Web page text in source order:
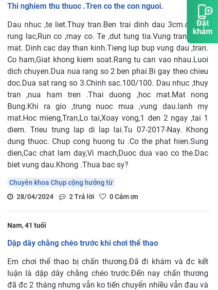
Đặt
khám
Thi nghiem thu thuoc .Tren co the con nguoi.
Dau nhuc ,te liet.Thuy tran.Ben trai dinh dau 3cm.cac co
rung lac,Run co ,may co. Te ,dut tung tia.Vung tran ,vung
mat. Dinh cac day than kinh.Tieng lup bup vung dau ,tran.
Co ham,Giat khong kiem soat.Rang tu can vao nhau.Luoi
dich chuyen.Dua nua rang so 2 ben phai.Bi gay theo chieu
doc.Dua sat rang so 3.Chinh sac.100/100. Dau nhuc ,thuy
tran ,nua ham tren .Thai duong ,hoc mat.Mat nong
Bung.Khi ra gio ,trung nuoc mua ,vung dau.lanh my
mat.Hoc mieng,Tran,Lo tai,Xoay vong,1 den 2 ngay ,tai 1
diem. Trieu trung lap di lap lai.Tu 07-2017-Nay. Khong
dung thuoc. Chup cong huong tu .Co the phat hien.Sung
dien,Cac chat lam day,Vi mach,Duoc dua vao co the.Dac
biet vung dau.Khong .Thua bac sy?
Chuyên khoa Chụp cộng hưởng từ
28/04/2024
2Trả lời 0Cảm ơn
Nam, 41 tuổi
Dập dây chằng chéo trước khi chơi thể thao
Em chơi thể thao bị chấn thương.Đã đi khám và đc kết
luận là dập dây chằng chéo trước.Đến nay chấn thương
đã đc 2 tháng nhưng vẫn ko tiến chuyển nhiều vẫn đau và